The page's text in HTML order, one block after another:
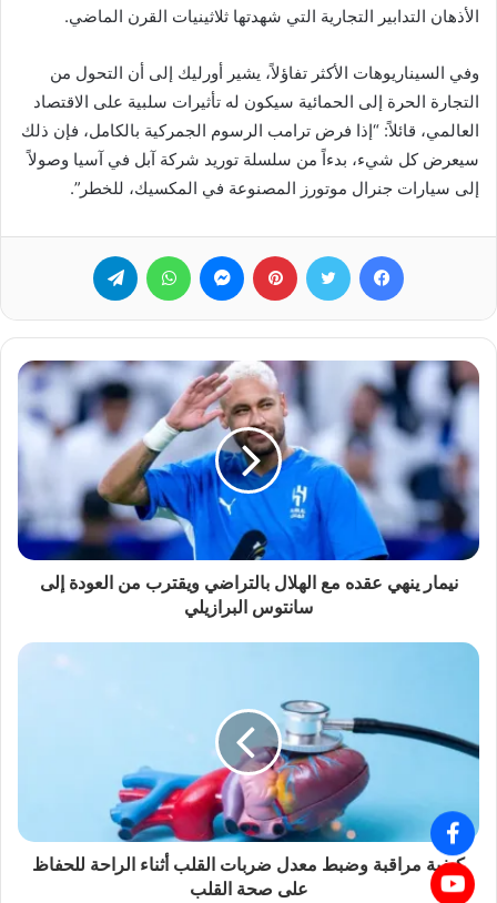
الأذهان التدابير التجارية التي شهدتها ثلاثينيات القرن الماضي.
وفي السيناريوهات الأكثر تفاؤلاً، يشير أورليك إلى أن التحول من
التجارة الحرة إلى الحمائية سيكون له تأثيرات سلبية على الاقتصاد
العالمي، قائلاً: “إذا فرض ترامب الرسوم الجمركية بالكامل، فإن ذلك
سيعرض كل شيء، بدءاً من سلسلة توريد شركة آبل في آسيا وصولاً
إلى سيارات جنرال موتورز المصنوعة في المكسيك، للخطر”.
فيسبوك تويتر بينتيريست ماسنجر واتساب
نيمار ينهي عقده مع الهلال بالتراضي ويقترب من العودة إلى
سانتوس البرازيلي
كيفية مراقبة وضبط معدل ضربات القلب أثناء الراحة للحفاظ
على صحة القلب